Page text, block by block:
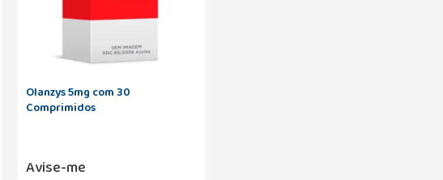
Olanzys 5mg com 30
Comprimidos
Avise-me